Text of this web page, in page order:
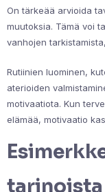
On tärkeää arvioida
muutoksia. Tämä voi
vanhojen
Rutiinien luominen,
aterioiden
motivaatiota. Kun
elämää, motivaatio
tarinoista